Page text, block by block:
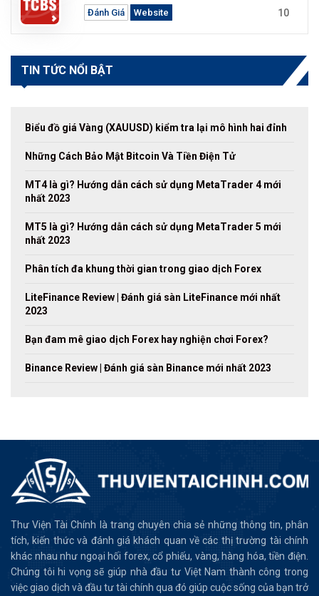
Đánh Giá Website 10
TIN TỨC NỔI BẬT
Biểu đồ giá Vàng (XAUUSD) kiểm tra lại mô hình hai đỉnh
Những Cách Bảo Mật Bitcoin Và Tiền Điện Tử
MT4 là gì? Hướng dẫn cách sử dụng MetaTrader 4 mới
nhất 2023
MT5 là gì? Hướng dẫn cách sử dụng MetaTrader 5 mới
nhất 2023
Phân tích đa khung thời gian trong giao dịch Forex
LiteFinance Review | Đánh giá sàn LiteFinance mới nhất
2023
Bạn đam mê giao dịch Forex hay nghiện chơi Forex?
Binance Review | Đánh giá sàn Binance mới nhất 2023
Thư Viện Tài Chính là trang chuyên chia sẻ những thông tin, phân
tích, kiến thức và đánh giá khách quan về các thị trường tài chính
khác nhau như ngoại hối forex, cổ phiếu, vàng, hàng hóa, tiền điện.
Chúng tôi hi vọng sẽ giúp nhà đầu tư Việt Nam thành công trong
việc giao dịch và đầu tư tài chính qua đó giúp cuộc sống của bạn trở